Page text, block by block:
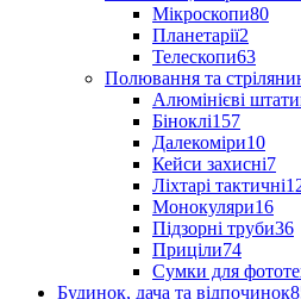
Мікроскопи80
Планетарії2
Телескопи63
Полювання та
Алюмінієві
Біноклі157
Далекоміри10
Кейси захисні7
Ліхтарі тактичні
Монокуляри16
Підзорні труби36
Приціли74
Сумки для
Будинок, дача та відпочинок